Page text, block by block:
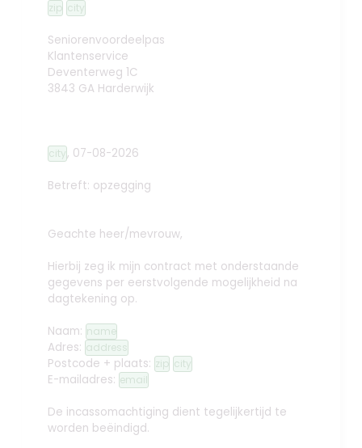
zip city
Seniorenvoordeelpas
Klantenservice
Deventerweg 1C
3843 GA Harderwijk
city, 07-08-2026
Betreft: opzegging
Geachte heer/mevrouw,
Hierbij zeg ik mijn contract met onderstaande
gegevens per eerstvolgende mogelijkheid na
dagtekening op.
Naam: name
Adres: address
Postcode + plaats: zip city
E-mailadres: email
De incassomachtiging dient tegelijkertijd te
worden beëindigd.